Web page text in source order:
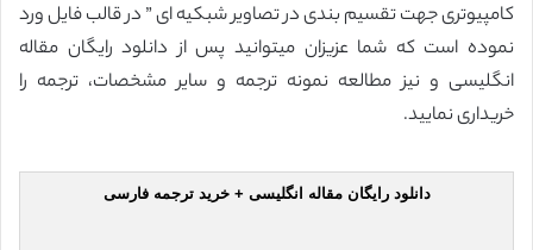
کامپیوتری جهت تقسیم بندی در تصاویر شبکیه ای ” در قالب فایل ورد
نموده است که شما عزیزان میتوانید پس از دانلود رایگان مقاله
انگلیسی و نیز مطالعه نمونه ترجمه و سایر مشخصات، ترجمه را
خریداری نمایید.
دانلود رایگان مقاله انگلیسی + خرید ترجمه فارسی